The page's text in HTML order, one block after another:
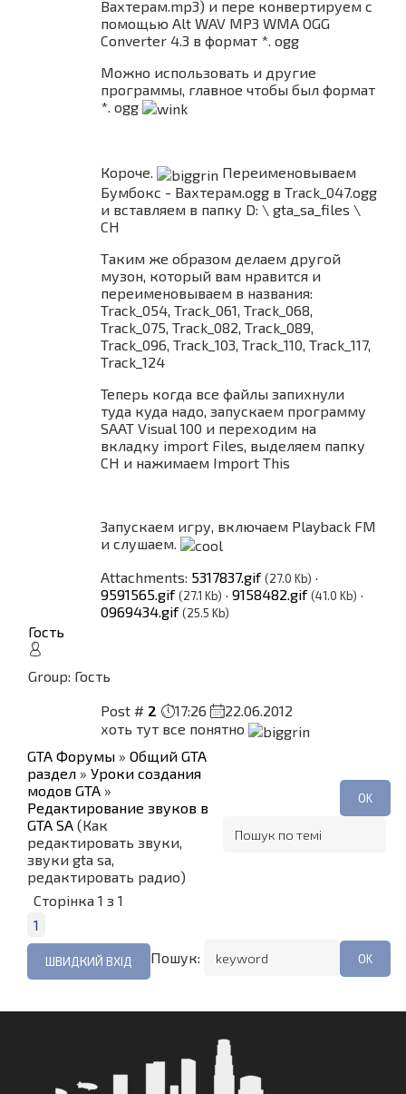
Вахтерам.mp3) и пере конвертируем с
помощью Alt WAV MP3 WMA OGG
Converter 4.3 в формат *. ogg
Можно использовать и другие
программы, главное чтобы был формат
*. ogg
Короче.
Переименовываем
Бумбокс - Вахтерам.ogg в Track_047.ogg
и вставляем в папку D: \ gta_sa_files \
CH
Таким же образом делаем другой
музон, который вам нравится и
переименовываем в названия:
Track_054, Track_061, Track_068,
Track_075, Track_082, Track_089,
Track_096, Track_103, Track_110, Track_117,
Track_124
Теперь когда все файлы запихнули
туда куда надо, запускаем программу
SAAT Visual 100 и переходим на
вкладку import Files, выделяем папку
CH и нажимаем Import This
Запускаем игру, включаем Playback FM
и слушаем.
Attachments: 5317837.gif (27.0 Kb) ·
9591565.gif (27.1 Kb) · 9158482.gif (41.0 Kb) ·
0969434.gif (25.5 Kb)
Гость
Group: Гость
Post # 2 17:26
22.06.2012
хоть тут все понятно
GTA Форумы » Общий GTA
раздел » Уроки создания
модов GTA »
Редактирование звуков в
GTA SA (Как
редактировать звуки,
звуки gta sa,
редактировать радио)
Сторінка 1 з 1
1
Пошук: